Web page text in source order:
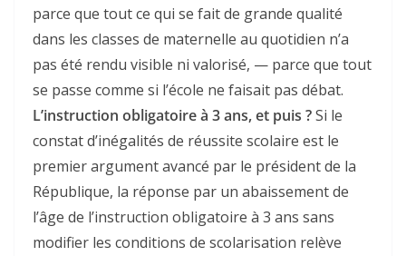
parce que tout ce qui se fait de grande qualité
dans les classes de maternelle au quotidien n’a
pas été rendu visible ni valorisé, — parce que tout
se passe comme si l’école ne faisait pas débat.
L’instruction obligatoire à 3 ans, et puis ?Si le
constat d’inégalités de réussite scolaire est le
premier argument avancé par le président de la
République, la réponse par un abaissement de
l’âge de l’instruction obligatoire à 3 ans sans
modifier les conditions de scolarisation relève